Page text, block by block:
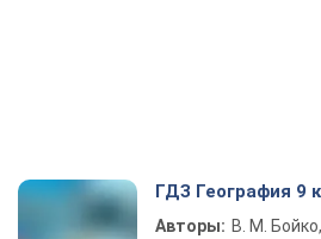
ГДЗ География 9
Авторы: В. М.